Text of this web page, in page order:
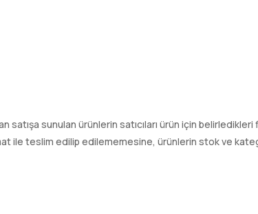
satışa sunulan ürünlerin satıcıları ürün için
ile teslim edilip edilememesine, ürünlerin stok ve